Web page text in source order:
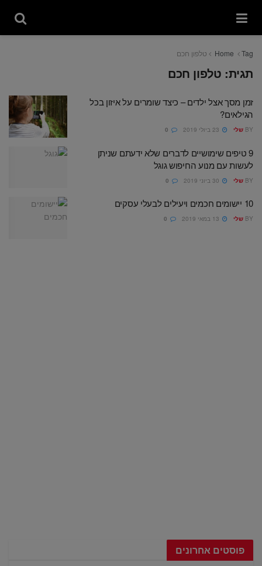
Home Tag טלפון חכם
תגית: טלפון חכם
זמן מסך אצל ילדים – כיצד שומרים על איזון בכל
הגילאים?
BY שלי
9 טיפים שימושיים לדברים שלא ידעתם שניתן
לעשות עם מנוע החיפוש גוגל
BY שלי
10 יישומים חכמים ויעילים לבעלי עסקים
BY שלי
פוסטים אחרונים